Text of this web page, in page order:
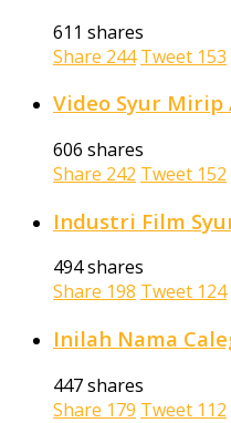
611 shares
Share 244 Tweet 153
Video Syur Mirip
606 shares
Share 242 Tweet 152
Industri Film
494 shares
Share 198 Tweet 124
Inilah Nama
447 shares
Share 179 Tweet 112